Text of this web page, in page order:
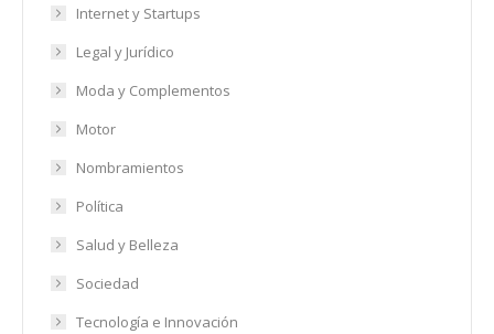
Internet y Startups
Legal y Jurídico
Moda y Complementos
Motor
Nombramientos
Política
Salud y Belleza
Sociedad
Tecnología e Innovación